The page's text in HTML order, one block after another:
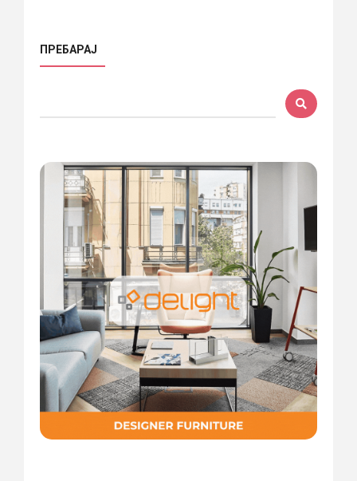
ПРЕБАРАЈ